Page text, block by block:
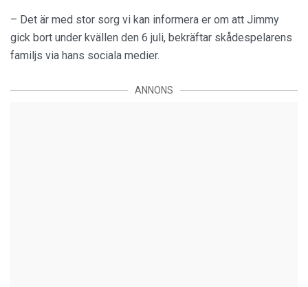
– Det är med stor sorg vi kan informera er om att Jimmy
gick bort under kvällen den 6 juli, bekräftar skådespelarens
familjs via hans sociala medier.
ANNONS